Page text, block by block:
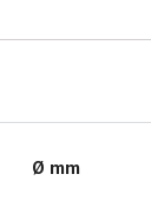
Ø mm